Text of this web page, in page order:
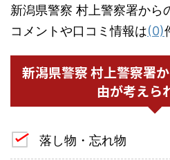
新潟県警察 村上警察署から
コメントや口コミ情報は(0)
新潟県警察 村上警察署
由が考えら
落し物・忘れ物